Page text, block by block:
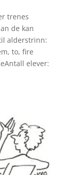
trenes
de kan
alderstrinn:
to, fire
elever: